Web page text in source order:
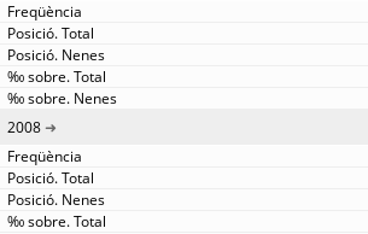
2008